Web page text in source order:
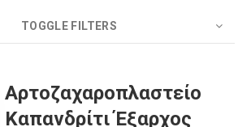
TOGGLE FILTERS
Αρτοζαχαροπλαστείο
Καπανδρίτι Έξαρχος